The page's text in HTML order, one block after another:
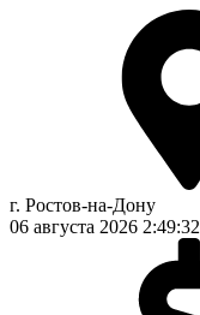
г. Ростов-на-Дону
06 августа 2026 2:49:33